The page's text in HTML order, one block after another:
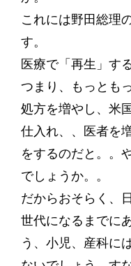
これには野田総理
す。
医療で「再生」す
つまり、もっとも
処方を増やし、米
仕入れ、、医者を
をするのだと。。
でしょうか。。
だからおそらく、
世代になるまでに
う、小児、産科に